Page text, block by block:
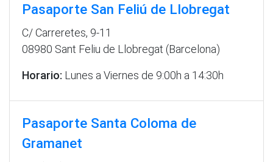
Pasaporte San Feliú de Llobregat
C/ Carreretes, 9-11
08980 Sant Feliu de Llobregat (Barcelona)
Horario: Lunes a Viernes de 9:00h a 14:30h
Pasaporte Santa Coloma de
Gramanet